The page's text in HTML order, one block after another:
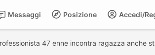
Accedi/
Posizione
Messaggi
47 enne incontra ragazza anche